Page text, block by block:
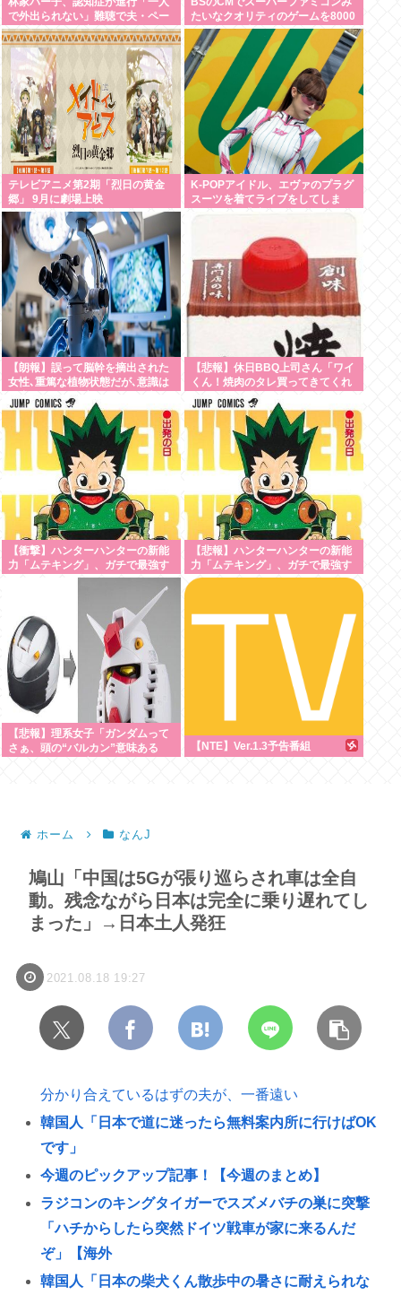
で外出られない」難聴で夫・ペー
と「筆談」…自宅全焼から約1年
たいなクオリティのゲームを8000
円ぐらいで売ってるでしょ
テレビアニメ第2期「烈日の黄金
郷」 9月に劇場上映
K-POPアイドル、エヴァのプラグ
スーツを着てライブをしてしま
う…これは非常にえちち
【朗報】誤って脳幹を摘出された
女性､重篤な植物状態だが､意識は
正常で何かを思考していると判明
【悲報】休日BBQ上司さん「ワイ
くん！焼肉のタレ買ってきてくれ
る？」ワイ「！！？」www
【衝撃】ハンターハンターの新能
力「ムテキング」、ガチで最強す
【悲報】ハンターハンターの新能
力「ムテキング」、ガチで最強す
ぎる
【悲報】理系女子「ガンダムって
さぁ、頭の“バルカン”意味ある
【NTE】Ver.1.3予告番組
ホーム なんJ
鳩山「中国は5Gが張り巡らされ車は全自
動。残念ながら日本は完全に乗り遅れてし
まった」→日本土人発狂
2021.08.18 19:27
分かり合えているはずの夫が、一番遠い
韓国人「日本で道に迷ったら無料案内所に行けばOK
です」
今週のピックアップ記事！【今週のまとめ】
ラジコンのキングタイガーでスズメバチの巣に突撃
「ハチからしたら突然ドイツ戦車が家に来るんだ
ぞ」【海外
韓国人「日本の柴犬くん散歩中の暑さに耐えられな